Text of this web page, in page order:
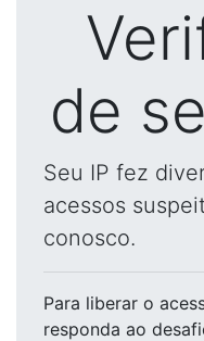
de
Seu IP fez
acessos
conosco.
Para liberar o
responda ao